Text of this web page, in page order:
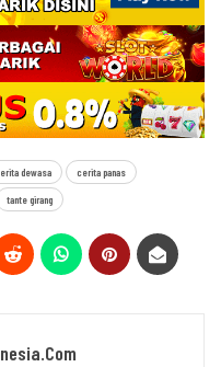
dewasa cerita panas
tante girang